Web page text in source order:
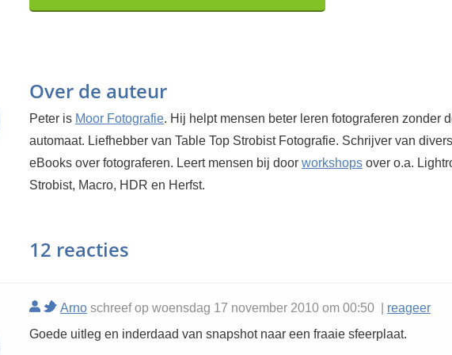
Over de auteur
Peter is Moor Fotografie. Hij helpt mensen beter leren fotograferen zonder
automaat. Liefhebber van Table Top Strobist Fotografie. Schrijver van
eBooks over fotograferen. Leert mensen bij door workshops over o.a.
Strobist, Macro, HDR en Herfst.
12 reacties
Arno schreef op woensdag 17 november 2010 om 00:50 | reageer
Goede uitleg en inderdaad van snapshot naar een fraaie sfeerplaat.